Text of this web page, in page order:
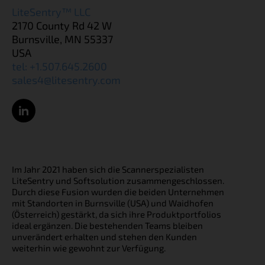
LiteSentry™ LLC
2170 County Rd 42 W
Burnsville, MN 55337
USA
tel: +1.507.645.2600
sales4@litesentry.com
Im Jahr 2021 haben sich die Scannerspezialisten
LiteSentry und Softsolution zusammengeschlossen.
Durch diese Fusion wurden die beiden Unternehmen
mit Standorten in Burnsville (USA) und Waidhofen
(Österreich) gestärkt, da sich ihre Produktportfolios
ideal ergänzen. Die bestehenden Teams bleiben
unverändert erhalten und stehen den Kunden
weiterhin wie gewohnt zur Verfügung.